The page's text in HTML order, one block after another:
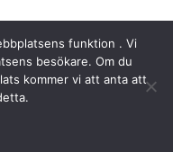
funktion . Vi
besökare. Om du
kommer vi att anta att